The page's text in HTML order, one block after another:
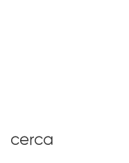
cerca